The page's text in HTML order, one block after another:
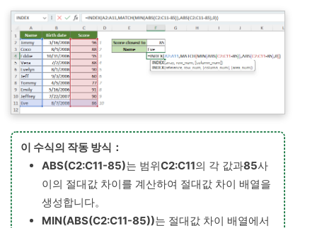
이 수식의 작동 방식：
ABS(C2:C11-85)는 범위C2:C11의 각 값과85사
이의 절대값 차이를 계산하여 절대값 차이 배열을
생성합니다。
MIN(ABS(C2:C11-85))는 절대값 차이 배열에서